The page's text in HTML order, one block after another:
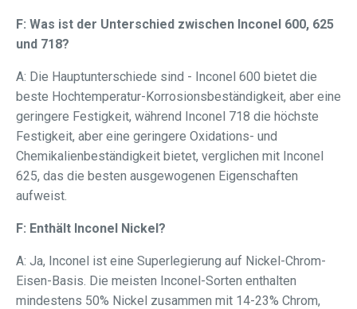
F: Was ist der Unterschied zwischen Inconel 600, 625
und 718?
A: Die Hauptunterschiede sind - Inconel 600 bietet die
beste Hochtemperatur-Korrosionsbeständigkeit, aber eine
geringere Festigkeit, während Inconel 718 die höchste
Festigkeit, aber eine geringere Oxidations- und
Chemikalienbeständigkeit bietet, verglichen mit Inconel
625, das die besten ausgewogenen Eigenschaften
aufweist.
F: Enthält Inconel Nickel?
A: Ja, Inconel ist eine Superlegierung auf Nickel-Chrom-
Eisen-Basis. Die meisten Inconel-Sorten enthalten
mindestens 50% Nickel zusammen mit 14-23% Chrom,